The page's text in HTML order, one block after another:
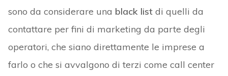
sono da considerare una black listdi quelli da
contattare per fini di marketing da parte degli
operatori, che siano direttamente le imprese a
farlo o che si avvalgono di terzi come call center